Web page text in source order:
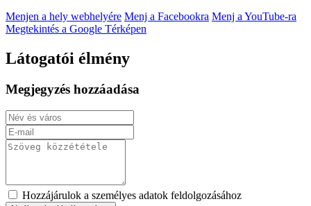
Menjen a hely webhelyére Menj a Facebookra Menj a YouTube-ra
Megtekintés a Google Térképen
Látogatói élmény
Megjegyzés hozzáadása
Hozzájárulok a személyes adatok feldolgozásához